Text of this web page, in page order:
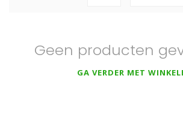
Geen producten
GA VERDER MET